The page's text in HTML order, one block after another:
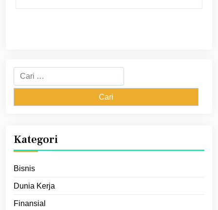
Cari
untuk:
Kategori
Bisnis
Dunia Kerja
Finansial